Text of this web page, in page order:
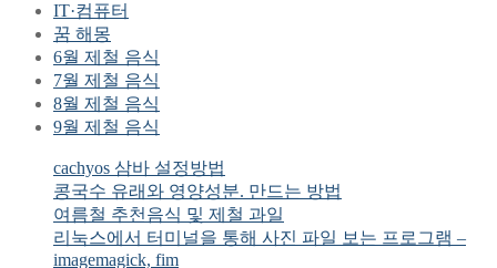
IT·컴퓨터
꿈 해몽
6월 제철 음식
7월 제철 음식
8월 제철 음식
9월 제철 음식
cachyos 삼바 설정방법
콩국수 유래와 영양성분. 만드는 방법
여름철 추천음식 및 제철 과일
리눅스에서 터미널을 통해 사진 파일 보는 프로그램 –
imagemagick, fim